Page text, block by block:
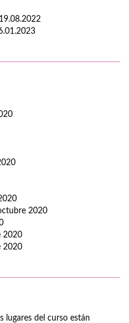
2020
2020
2020
lugares del curso están